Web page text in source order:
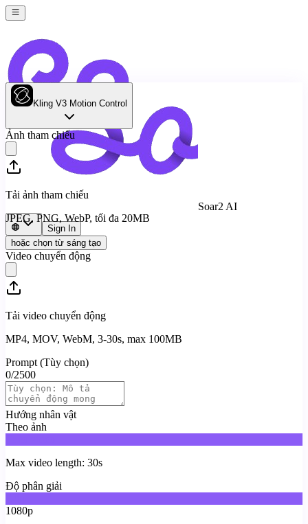
Soar2 AI
Sign In
Kling V3 Motion Control
Ảnh tham chiếu
Tải ảnh tham chiếu
JPEG, PNG, WebP, tối đa 20MB
hoặc chọn từ sáng tạo
Video chuyển động
Tải video chuyển động
MP4, MOV, WebM, 3-30s, max 100MB
Prompt (Tùy chọn)
0/2500
Hướng nhân vật
Theo ảnh
Max video length: 30s
Độ phân giải
1080p